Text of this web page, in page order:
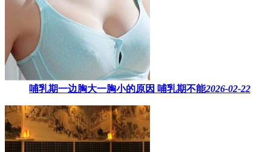
哺乳期一边胸大一胸小的原因​ 哺乳期不能2026-02-22